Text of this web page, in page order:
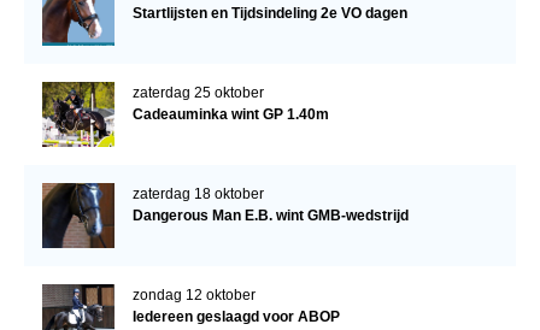
Startlijsten en Tijdsindeling 2e VO dagen
zaterdag 25 oktober
Cadeauminka wint GP 1.40m
zaterdag 18 oktober
Dangerous Man E.B. wint GMB-wedstrijd
zondag 12 oktober
Iedereen geslaagd voor ABOP